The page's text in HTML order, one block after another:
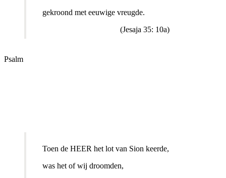
gekroond met eeuwige vreugde.
(Jesaja 35: 10a)
Psalm
Toen de HEER het lot van Sion keerde,
was het of wij droomden,